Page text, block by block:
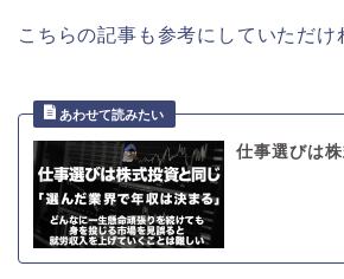
こちらの記事も参考にしていただけ
仕事選びは